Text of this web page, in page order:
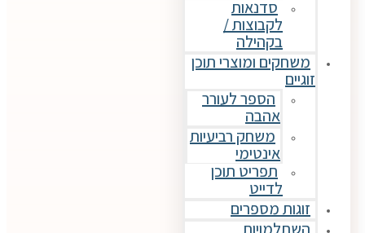
סדנאות
לקבוצות /
בקהילה
משחקים ומוצרי תוכן
זוגיים
הספר לעורר
אהבה
משחק רביעיות
אינטימי
תפריט תוכן
לדייט
זוגות מספרים